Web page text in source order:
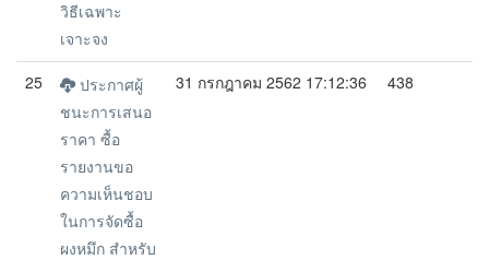
วิธีเฉพาะ
เจาะจง
25
ประกาศผู้
ชนะการเสนอ
ราคา ซื้อ
รายงานขอ
ความเห็นชอบ
ในการจัดซื้อ
ผงหมึก สำหรับ
31 กรกฎาคม 2562 17:12:36 438